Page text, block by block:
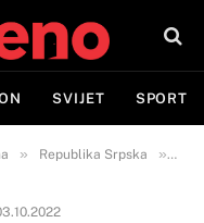
SVIJET SPORT
» Republika Srpska »